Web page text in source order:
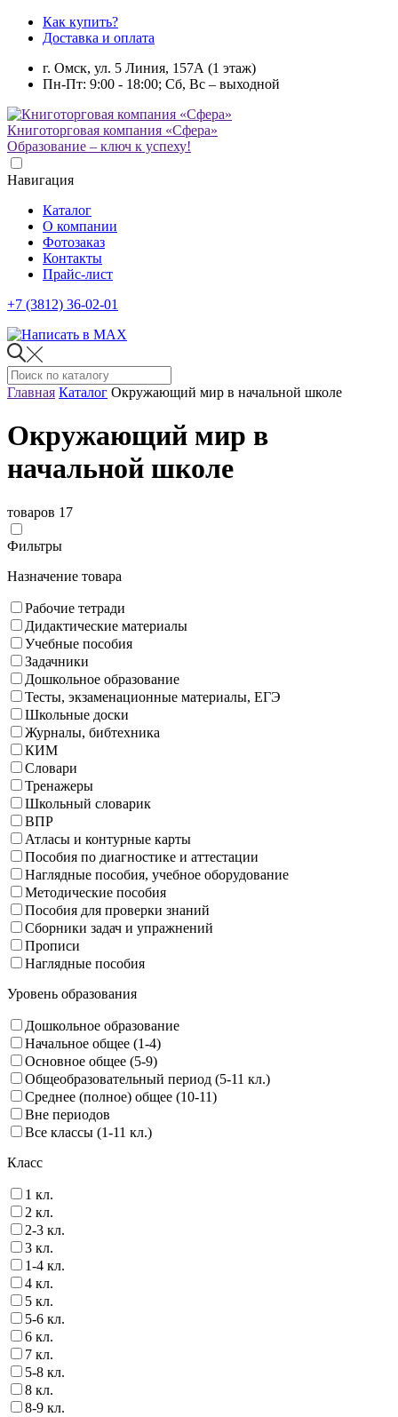
Как купить?
Доставка и оплата
г. Омск, ул. 5 Линия, 157А (1 этаж)
Пн-Пт: 9:00 - 18:00; Сб, Вс – выходной
Книготорговая компания «Сфера»
Образование – ключ к успеху!
Навигация
Каталог
О компании
Фотозаказ
Контакты
Прайс-лист
+7 (3812) 36-02-01
Главная Каталог Окружающий мир в начальной школе
Окружающий мир в
начальной школе
товаров 17
Фильтры
Назначение товара
Рабочие тетради
Дидактические материалы
Учебные пособия
Задачники
Дошкольное образование
Тесты, экзаменационные материалы, ЕГЭ
Школьные доски
Журналы, бибтехника
КИМ
Словари
Тренажеры
Школьный словарик
ВПР
Атласы и контурные карты
Пособия по диагностике и аттестации
Наглядные пособия, учебное оборудование
Методические пособия
Пособия для проверки знаний
Сборники задач и упражнений
Прописи
Наглядные пособия
Уровень образования
Дошкольное образование
Начальное общее (1-4)
Основное общее (5-9)
Общеобразовательный период (5-11 кл.)
Среднее (полное) общее (10-11)
Вне периодов
Все классы (1-11 кл.)
Класс
1 кл.
2 кл.
2-3 кл.
3 кл.
1-4 кл.
4 кл.
5 кл.
5-6 кл.
6 кл.
7 кл.
5-8 кл.
8 кл.
8-9 кл.